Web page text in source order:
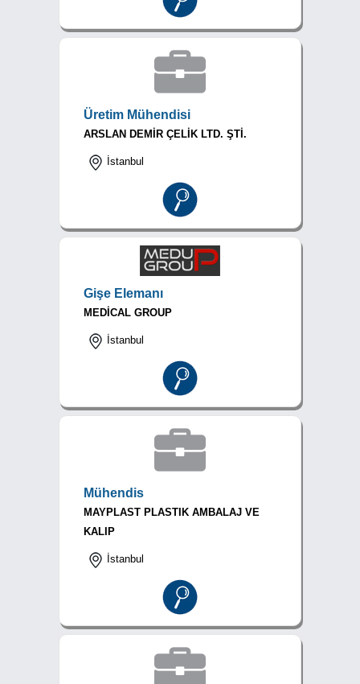
Üretim Mühendisi
ARSLAN DEMİR ÇELİK LTD. ŞTİ.
İstanbul
Gişe Elemanı
MEDİCAL GROUP
İstanbul
Mühendis
MAYPLAST PLASTIK AMBALAJ VE
KALIP
İstanbul